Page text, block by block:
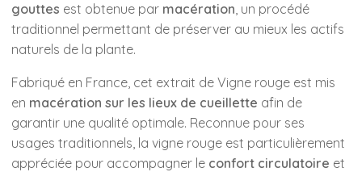
gouttes est obtenue par macération, un procédé
traditionnel permettant de préserver au mieux les actifs
naturels de la plante.
Fabriqué en France, cet extrait de Vigne rouge est mis
en macération sur les lieux de cueillette afin de
garantir une qualité optimale. Reconnue pour ses
usages traditionnels, la vigne rouge est particulièrement
appréciée pour accompagner le confort circulatoire et